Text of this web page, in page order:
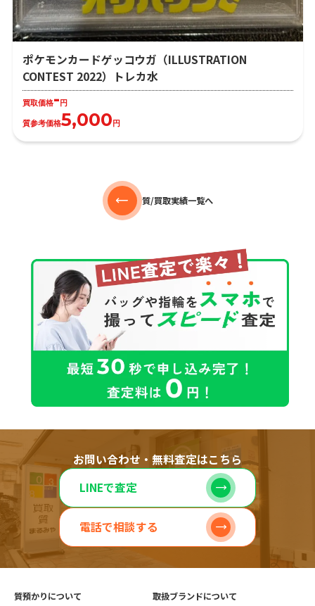
ポケモンカードゲッコウガ（ILLUSTRATION
CONTEST 2022）トレカ水
買取価格- 円
質参考価格5,000 円
質/買取実績一覧へ
お問い合わせ・無料査定はこちら
LINEで査定
電話で相談する
質預かりについて
取扱ブランドについて